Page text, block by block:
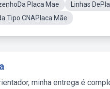
Placa Mae
Linhas
Tipo CNAPlaca Mãe
minha entrega é